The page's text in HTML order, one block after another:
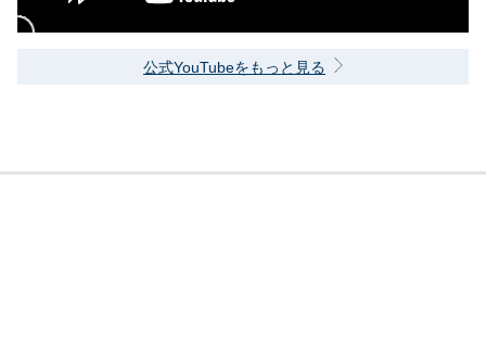
公式YouTubeをもっと見る